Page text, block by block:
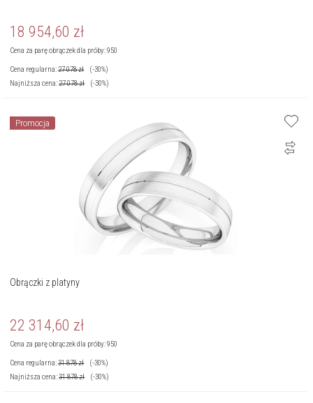
18 954,60 zł
Cena za parę obrączek dla próby: 950
Cena regularna:27 078zł
(-30%)
Najniższa cena:27 078zł (-30%)
Promocja
Obrączki z platyny
22 314,60 zł
Cena za parę obrączek dla próby: 950
Cena regularna:31 878zł
(-30%)
Najniższa cena:31 878zł (-30%)